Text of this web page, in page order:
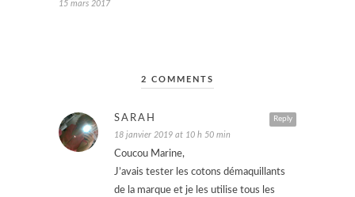
15 mars 2017
2 COMMENTS
Reply
SARAH
18 janvier 2019 at 10 h 50 min
Coucou Marine,
J’avais tester les cotons démaquillants
de la marque et je les utilise tous les